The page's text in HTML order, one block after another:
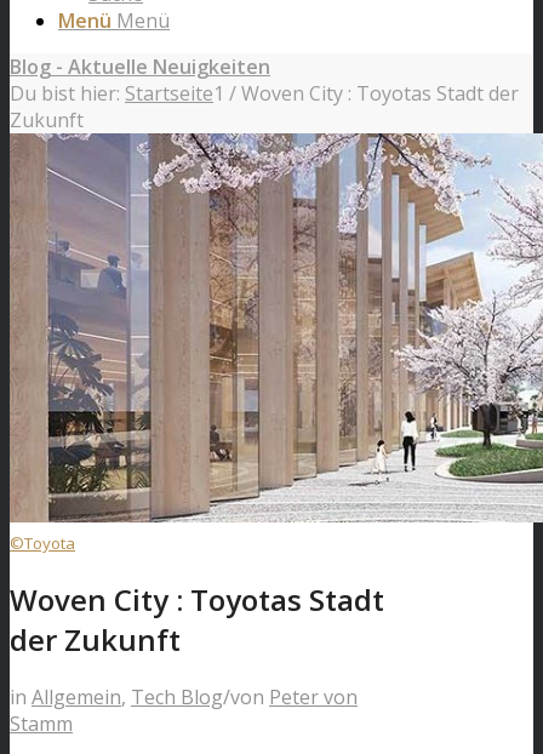
Menü Menü
Blog - Aktuelle Neuigkeiten
Du bist hier: Startseite1 /Woven City : Toyotas Stadt der
Zukunft
©Toyota
Woven City : Toyotas Stadt
der Zukunft
in Allgemein, Tech Blog/von Peter von
Stamm